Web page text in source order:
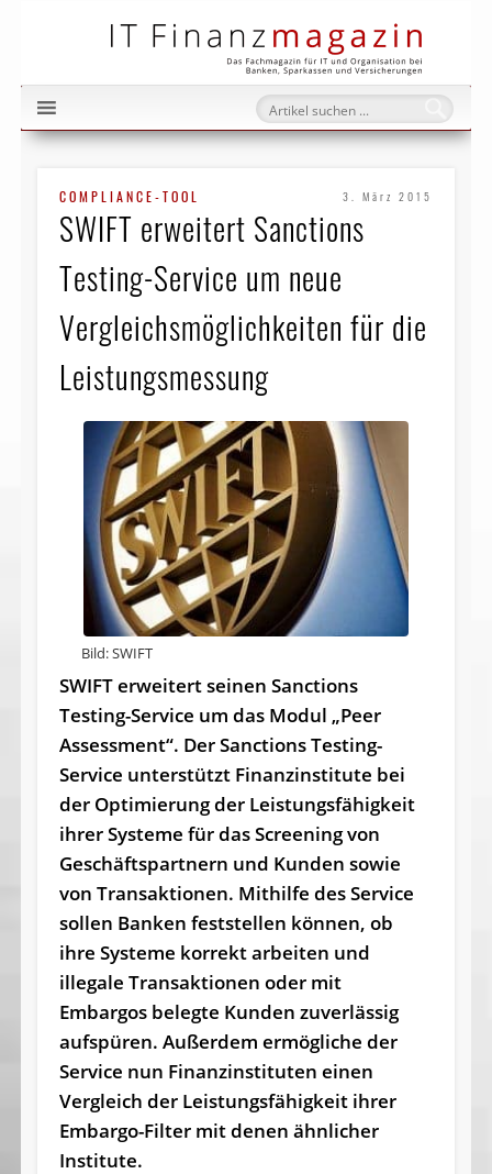
COMPLIANCE-TOOL 3. März 2015
SWIFT erweitert Sanctions
Testing-Service um neue
Vergleichsmöglichkeiten für die
Leistungsmessung
Bild: SWIFT
SWIFT erweitert seinen Sanctions
Testing-Service um das Modul „Peer
Assessment“. Der Sanctions Testing-
Service unterstützt Finanzinstitute bei
der Optimierung der Leistungsfähigkeit
ihrer Systeme für das Screening von
Geschäftspartnern und Kunden sowie
von Transaktionen. Mithilfe des Service
sollen Banken feststellen können, ob
ihre Systeme korrekt arbeiten und
illegale Transaktionen oder mit
Embargos belegte Kunden zuverlässig
aufspüren. Außerdem ermögliche der
Service nun Finanzinstituten einen
Vergleich der Leistungsfähigkeit ihrer
Embargo-Filter mit denen ähnlicher
Institute.